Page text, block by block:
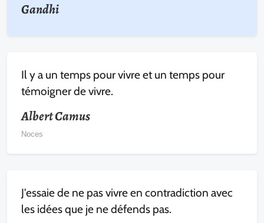
Gandhi
Il y a un temps pour vivre et un temps pour
témoigner de vivre.
Albert Camus
Noces
J'essaie de ne pas vivre en contradiction avec
les idées que je ne défends pas.